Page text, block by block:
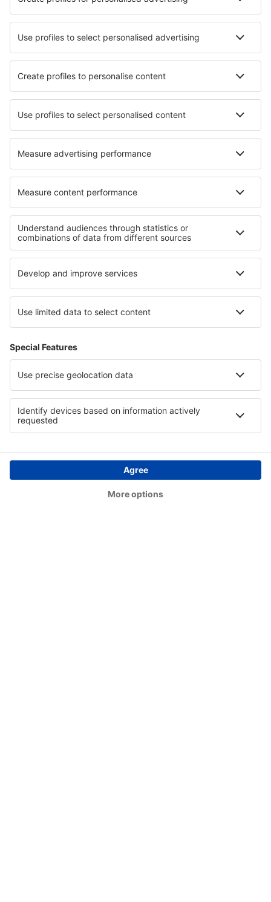
Shijiazhuang Zhengding Intl (SJW)
Dali Airport (DLU)
Dalian Zhoushuizi Intl Airport (DLC)
Daocheng Yading Airport (DCY)
Weihai Dashuibo (WEH)
Datong Yungang (DAT)
Dazhou
Dazhou
Delingha Airport (HXD)
Diqing Airport (DIG)
Dongying Airport (DOY)
Dunhuang Airport (DNH)
Enshi Xujiaping Airport (ENH)
Erenhot Saiwusu Airport (ERL)
Foshan Shadi (FUO)
Fuyang Xiguan (FUG)
Fuyuan Dongji Airport (FYJ)
Fuyun Koktokay (FYN)
Gannan Xiahe (GXH)